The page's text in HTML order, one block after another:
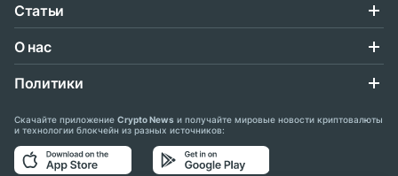
Статьи
О нас
Политики
Скачайте приложение Crypto News и получайте мировые новости криптовалюты
и технологии блокчейн из разных источников: